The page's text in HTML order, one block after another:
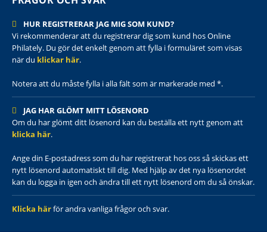
HUR REGISTRERAR JAG MIG SOM KUND?
Vi rekommenderar att du registrerar dig som kund hos Online
Philately. Du gör det enkelt genom att fylla i formuläret som visas
när du klickar här.
Notera att du måste fylla i alla fält som är markerade med *.
JAG HAR GLÖMT MITT LÖSENORD
Om du har glömt ditt lösenord kan du beställa ett nytt genom att
klicka här.
Ange din E-postadress som du har registrerat hos oss så skickas ett
nytt lösenord automatiskt till dig. Med hjälp av det nya lösenordet
kan du logga in igen och ändra till ett nytt lösenord om du så önskar.
Klicka härför andra vanliga frågor och svar.